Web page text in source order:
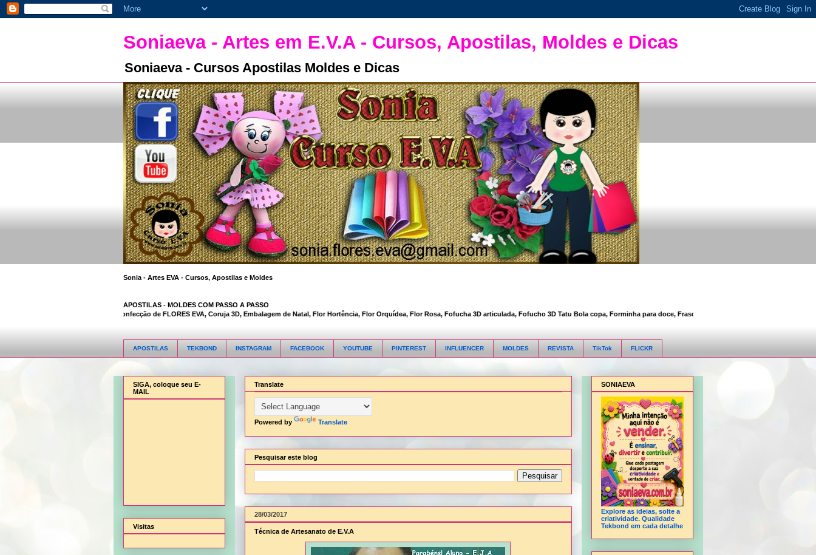
Soniaeva - Artes em E.V.A - Cursos, Apostilas, Moldes e Dicas
Soniaeva - Cursos Apostilas Moldes e Dicas
Sonia - Artes EVA - Cursos, Apostilas e Moldes
APOSTILAS - MOLDES COM PASSO A PASSO
Chapéu Pica-pau, Confecção de FLORES EVA, Coruja 3D, Embalagem de Natal, Flor Hortência, Flor Orquídea, Flor Rosa, Fofucha 3D articulada, Fofucho 3D Tatu Bola copa, Forminha para doce, Frasqueira maleta, Mochila desmontável,
APOSTILAS TEKBOND INSTAGRAM FACEBOOK YOUTUBE PINTEREST INFLUENCER MOLDES REVISTA TikTok FLICKR
Translate
Powered by Translate
Pesquisar este blog
28/03/2017
Técnica de Artesanato de E.V.A
SIGA, coloque seu E-
MAIL
Visitas
SONIAEVA
Explore as ideias, solte a
criatividade. Qualidade
Tekbond em cada detalhe